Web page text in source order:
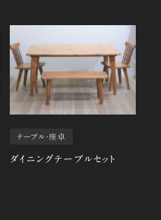
テーブル・座卓
ダイニングテーブルセット